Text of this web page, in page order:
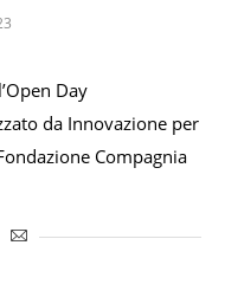
Day
da Innovazione per
Compagnia